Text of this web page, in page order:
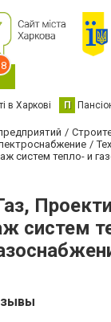
в Харкові П
систем тепло- и
систем